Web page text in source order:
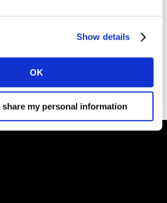
Show details
OK
my personal information